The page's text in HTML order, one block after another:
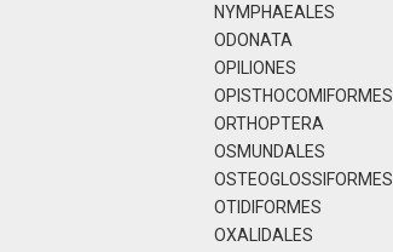
NYMPHAEALES
ODONATA
OPILIONES
OPISTHOCOMIFORMES
ORTHOPTERA
OSMUNDALES
OSTEOGLOSSIFORMES
OTIDIFORMES
OXALIDALES